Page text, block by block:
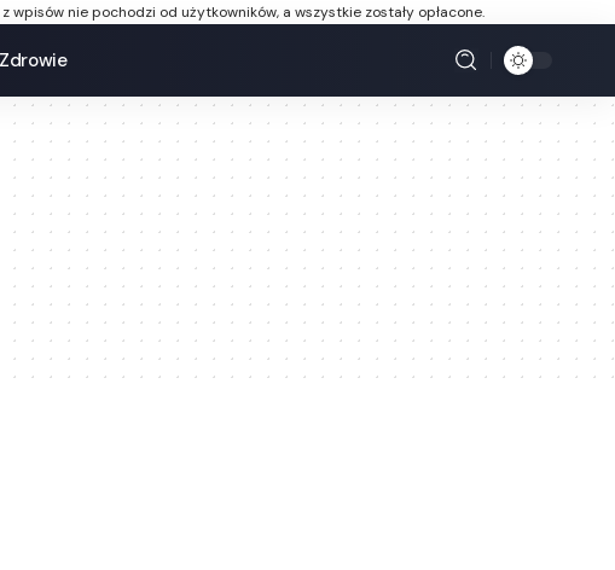
nie pochodzi od użytkowników, a wszystkie zostały opłacone.
Zdrowie